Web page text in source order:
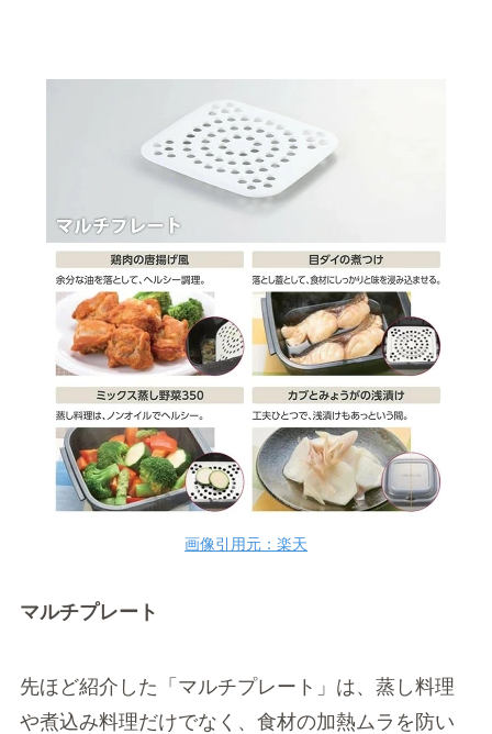
画像引用元：楽天
マルチプレート
先ほど紹介した「マルチプレート」は、蒸し料理
や煮込み料理だけでなく、食材の加熱ムラを防い